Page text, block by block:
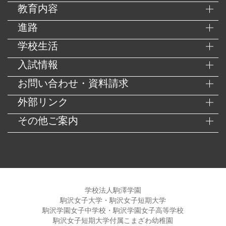
教育内容
進路
学校生活
入試情報
お問い合わせ・資料請求
外部リンク
その他ご案内
学校法人駒澤学園
駒沢女子大学・駒沢女子短期大学
駒沢学園女子中学校・駒沢学園女子高等学校
駒沢女子短期大学付属こまざわ幼稚園